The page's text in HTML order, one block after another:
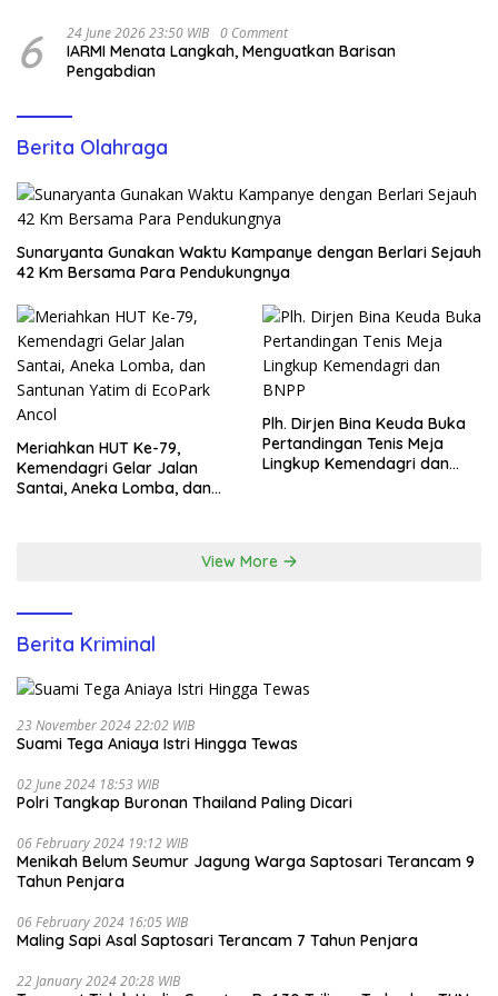
6 24 June 2026 23:50 WIB 0 Comment
IARMI Menata Langkah, Menguatkan Barisan
Pengabdian
Berita Olahraga
Sunaryanta Gunakan Waktu Kampanye dengan Berlari Sejauh
42 Km Bersama Para Pendukungnya
Meriahkan HUT Ke-79,
Kemendagri Gelar Jalan
Santai, Aneka Lomba, dan
Plh. Dirjen Bina Keuda Buka
Pertandingan Tenis Meja
Lingkup Kemendagri dan
View More
Berita Kriminal
23 November 2024 22:02 WIB
Suami Tega Aniaya Istri Hingga Tewas
02 June 2024 18:53 WIB
Polri Tangkap Buronan Thailand Paling Dicari
06 February 2024 19:12 WIB
Menikah Belum Seumur Jagung Warga Saptosari Terancam 9
Tahun Penjara
06 February 2024 16:05 WIB
Maling Sapi Asal Saptosari Terancam 7 Tahun Penjara
22 January 2024 20:28 WIB